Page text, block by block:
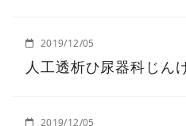
2019/12/05
人工透析ひ尿器科じん
2019/12/05